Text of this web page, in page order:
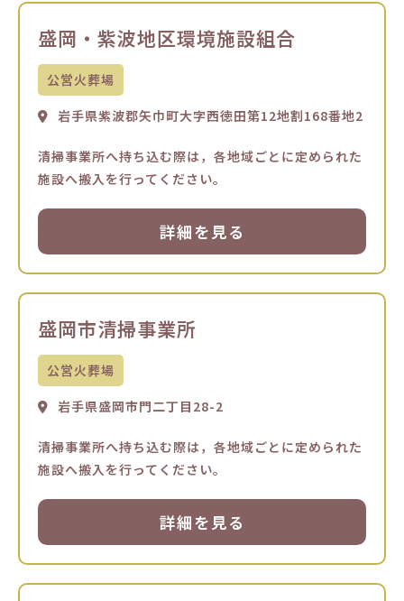
盛岡・紫波地区環境施設組合
公営火葬場
岩手県紫波郡矢巾町大字西徳田第12地割168番地2
清掃事業所へ持ち込む際は，各地域ごとに定められた
施設へ搬入を行ってください。
詳細を見る
盛岡市清掃事業所
公営火葬場
岩手県盛岡市門二丁目28-2
清掃事業所へ持ち込む際は，各地域ごとに定められた
施設へ搬入を行ってください。
詳細を見る